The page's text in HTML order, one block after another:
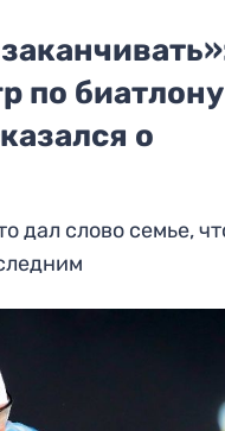
по биатлону
о
дал слово семье,